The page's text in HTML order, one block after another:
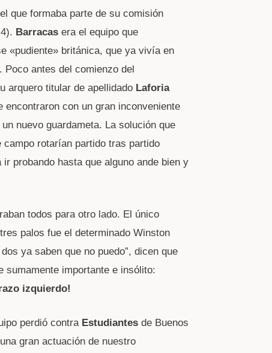
que formaba parte de su comisión
Barracas era el equipo que
«pudiente» británica, que ya vivía en
Poco antes del comienzo del
arquero titular de apellidado Laforia
con un gran inconveniente
nuevo guardameta. La solución que
rotarían partido tras partido
probando hasta que alguno ande bien y
todos para otro lado. El único
palos fue el determinado Winston
ya saben que no puedo”, dicen que
sumamente importante e insólito:
izquierdo!
perdió contra Estudiantes de Buenos
gran actuación de nuestro